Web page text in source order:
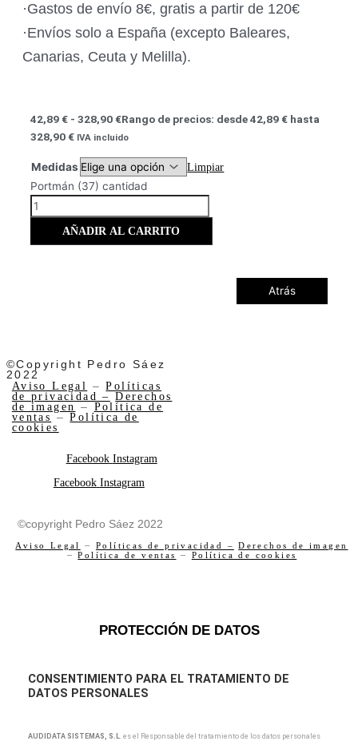
·Gastos de envío 8€, gratis a partir de 120€
·Envíos solo a España (excepto Baleares,
Canarias, Ceuta y Melilla).
42,89€ - 328,90€Rango de precios: desde 42,89 € hasta
328,90 € IVA incluido
Medidas Limpiar
Portmán (37) cantidad
AÑADIR AL CARRITO
Atrás
©Copyright Pedro Sáez
2022
Aviso Legal –Políticas
de privacidad –
Derechos
de imagen – Política de
ventas –Política de
cookies
Facebook Instagram
Facebook Instagram
©copyright Pedro Sáez 2022
Aviso Legal – Políticas de privacidad –
Derechos de imagen
–Política de ventas – Política de cookies
PROTECCIÓN DE DATOS
CONSENTIMIENTO PARA EL TRATAMIENTO DE
DATOS PERSONALES
AUDIDATA SISTEMAS, S.L es el Responsable del tratamiento de los datos personales